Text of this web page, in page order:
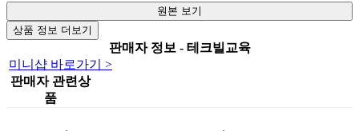
원본 보기
상품 정보 더보기
판매자 정보 - 테크빌교육
미니샵 바로가기 >
판매자 관련상
품